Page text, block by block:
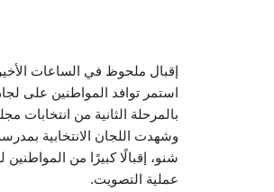
إقبال ملحوظ في الساعات
استمر توافد المواطنين على
بالمرحلة الثانية من انتخابات مجلس
وشهدت اللجان الانتخابية
شنو، إقبالًا كبيرًا من
عملية التصويت.